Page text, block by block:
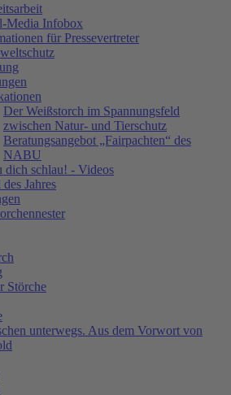
Media Infobox
für Pressevertreter
Der Weißstorch im Spannungsfeld
zwischen Natur- und Tierschutz
Beratungsangebot „Fairpachten“ des
NABU
dich schlau! - Videos
Jahres
Störche
unterwegs. Aus dem Vorwort von